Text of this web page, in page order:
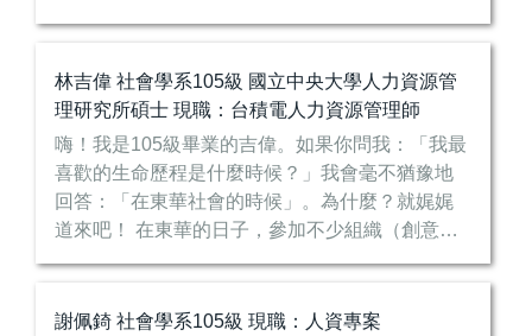
了不少，除了因為離開家到外...
林吉偉 社會學系105級 國立中央大學人力資源管
理研究所碩士 現職：台積電人力資源管理師
嗨！我是105級畢業的吉偉。如果你問我：「我最
喜歡的生命歷程是什麼時候？」我會毫不猶豫地
回答：「在東華社會的時候」。為什麼？就娓娓
道來吧！ 在東華的日子，參加不少組織（創意廚
謝佩錡 社會學系105級 現職：人資專案